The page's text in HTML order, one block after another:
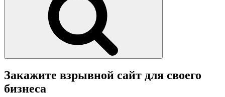
Закажите взрывной сайт для своего
бизнеса